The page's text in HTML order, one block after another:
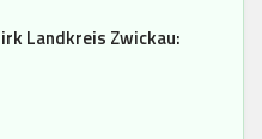
Landkreis Zwickau: